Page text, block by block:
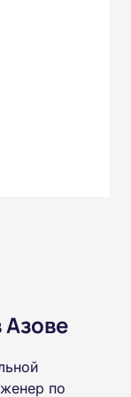
по